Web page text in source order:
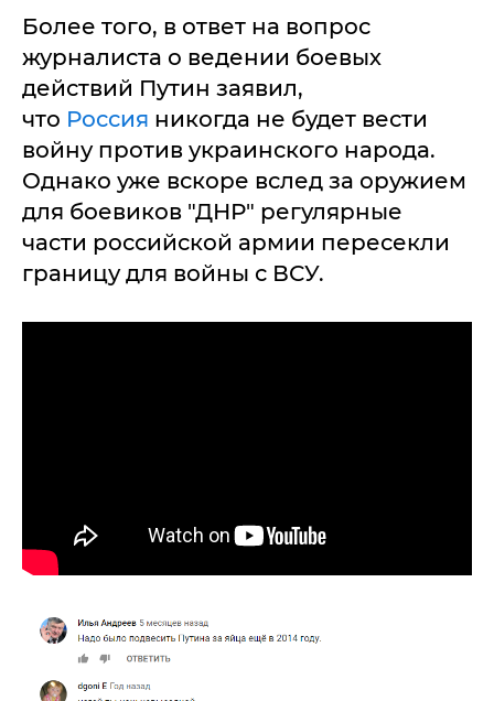
Более того, в ответ на вопрос
журналиста о ведении боевых
действий Путин заявил,
что Россия никогда не будет вести
войну против украинского народа.
Однако уже вскоре вслед за оружием
для боевиков "ДНР" регулярные
части российской армии пересекли
границу для войны с ВСУ.